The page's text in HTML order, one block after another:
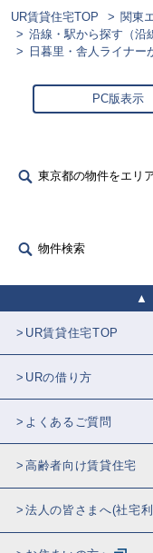
UR賃貸住宅TOP 関東
沿線・駅から探す（沿
日暮里・舎人ライナー
PC版表示
東京都の物件をエリ
物件検索
UR賃貸住宅TOP
URの借り方
よくあるご質問
高齢者向け賃貸住宅
法人の皆さまへ(社宅